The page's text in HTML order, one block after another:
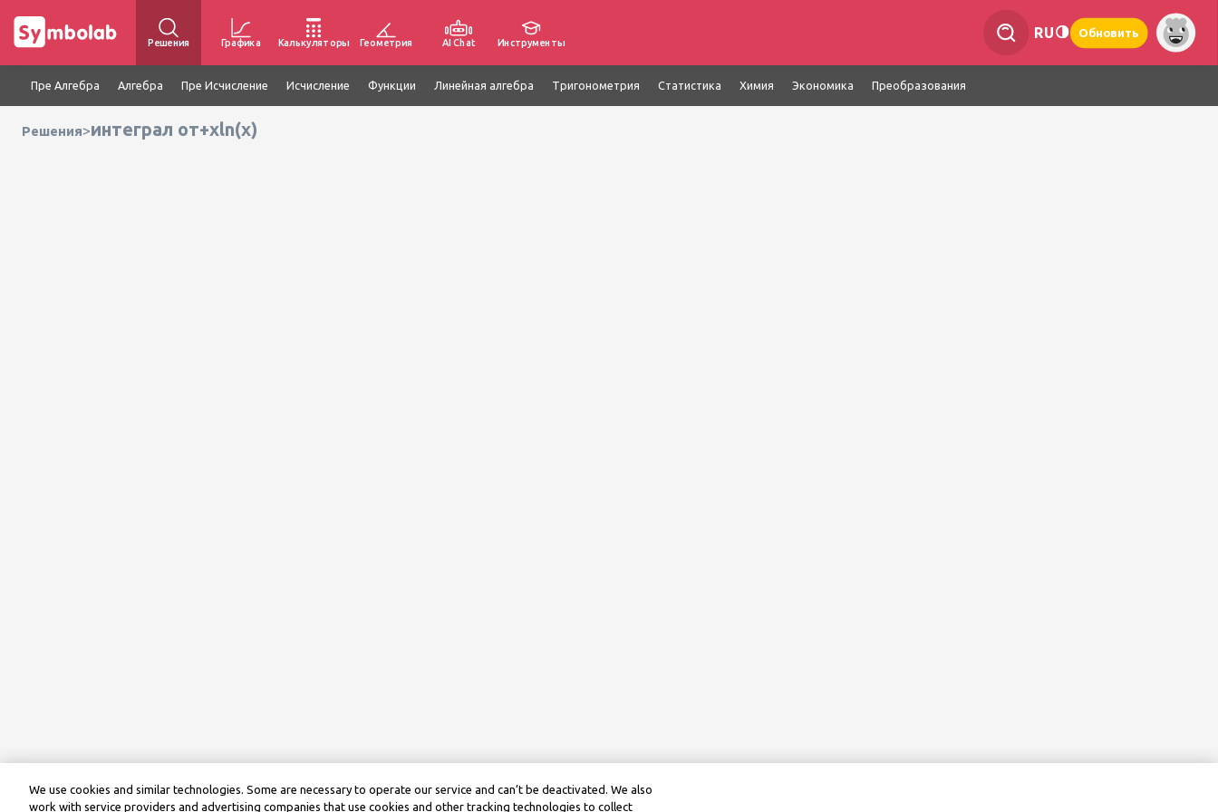
Решения Графика Калькуляторы Геометрия AI Chat Инструменты
RU Обновить
Пре Алгебра Алгебра Пре Исчисление Исчисление Функции Линейная алгебра Тригонометрия Статистика Химия Экономика Преобразования
Решения>интеграл от+xln(x)
We use cookies and similar technologies. Some are necessary to operate our service and can’t be deactivated. We also
work with service providers and advertising companies that use cookies and other tracking technologies to collect